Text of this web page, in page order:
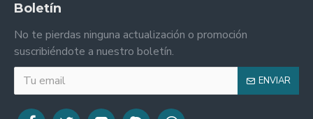
Boletín
No te pierdas ninguna actualización o promoción
suscribiéndote a nuestro boletín.
ENVIAR